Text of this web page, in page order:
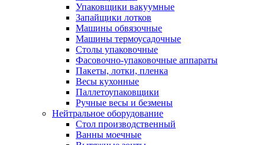
Упаковщики вакуумные
Запайщики лотков
Машины обвязочные
Машины термоусадочные
Столы упаковочные
Фасовочно-упаковочные аппараты
Пакеты, лотки, пленка
Весы кухонные
Паллетоупаковщики
Ручные весы и безмены
Нейтральное оборудование
Cтол производственный
Ванны моечные